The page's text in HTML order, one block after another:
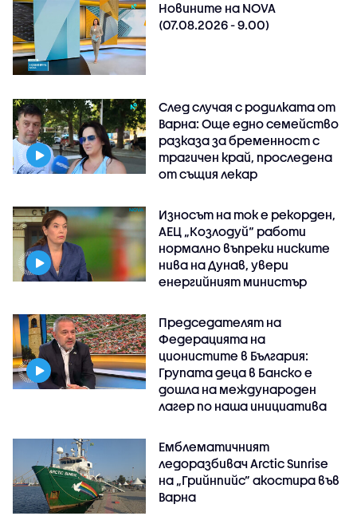
Новините на NOVA
(07.08.2026 - 9.00)
След случая с родилката от
Варна: Още едно семейство
разказа за бременност с
трагичен край, проследена
от същия лекар
Износът на ток е рекорден,
АЕЦ „Козлодуй“ работи
нормално въпреки ниските
нива на Дунав, увери
енергийният министър
Председателят на
Федерацията на
ционистите в България:
Групата деца в Банско е
дошла на международен
лагер по наша инициатива
Емблематичният
ледоразбивач Arctic Sunrise
на „Грийнпийс” акостира във
Варна